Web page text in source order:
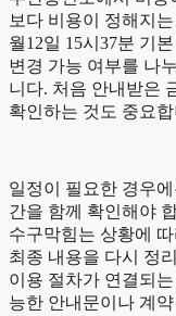
보다 비용이 정해지
월12일 15시37분 기
변경 가능 여부를 나
니다. 처음 안내받은
확인하는 것도 중요
일정이 필요한 경우
간을 함께 확인해야
수구막힘는 상황에
최종 내용을 다시 정
이용 절차가 연결되
능한 안내문이나 계